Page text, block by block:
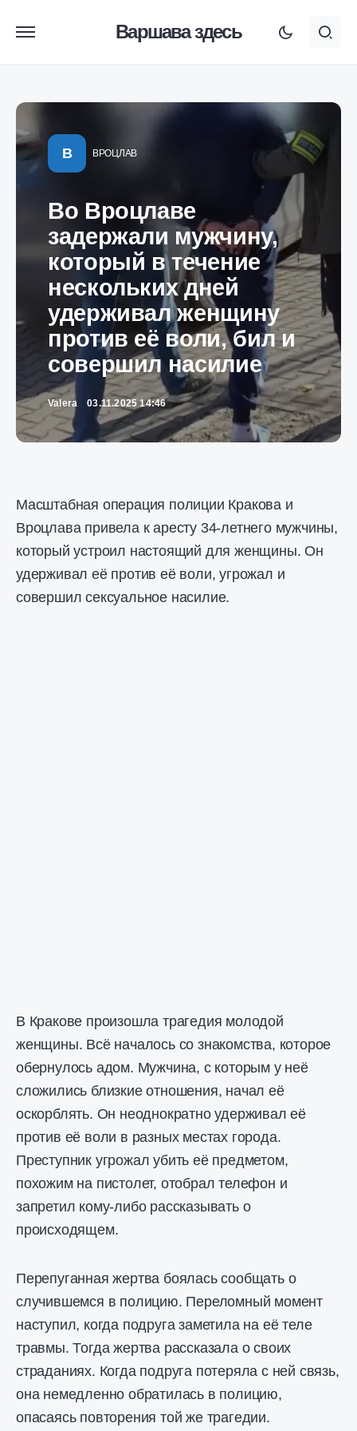
Варшава здесь
В ВРОЦЛАВ
Во Вроцлаве
задержали мужчину,
который в течение
нескольких дней
удерживал женщину
против её воли, бил и
совершил насилие
Valera 03.11.2025 14:46
Масштабная операция полиции Кракова и
Вроцлава привела к аресту 34-летнего мужчины,
который устроил настоящий для женщины. Он
удерживал её против её воли, угрожал и
совершил сексуальное насилие.
В Кракове произошла трагедия молодой
женщины. Всё началось со знакомства, которое
обернулось адом. Мужчина, с которым у неё
сложились близкие отношения, начал её
оскорблять. Он неоднократно удерживал её
против её воли в разных местах города.
Преступник угрожал убить её предметом,
похожим на пистолет, отобрал телефон и
запретил кому-либо рассказывать о
происходящем.
Перепуганная жертва боялась сообщать о
случившемся в полицию. Переломный момент
наступил, когда подруга заметила на её теле
травмы. Тогда жертва рассказала о своих
страданиях. Когда подруга потеряла с ней связь,
она немедленно обратилась в полицию,
опасаясь повторения той же трагедии.